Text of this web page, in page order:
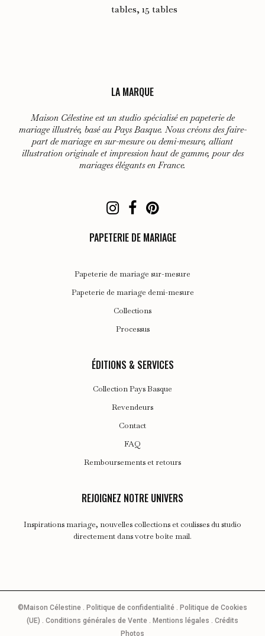
tables, 15 tables
LA MARQUE
Maison Célestine est un studio spécialisé en papeterie de
mariage illustrée, basé au Pays Basque. Nous créons des faire-
part de mariage en sur-mesure ou demi-mesure, alliant
illustration originale et impression haut de gamme, pour des
mariages élégants en France.
PAPETERIE DE MARIAGE
Papeterie de mariage sur-mesure
Papeterie de mariage demi-mesure
Collections
Processus
ÉDITIONS & SERVICES
Collection Pays Basque
Revendeurs
Contact
FAQ
Remboursements et retours
REJOIGNEZ NOTRE UNIVERS
Inspirations mariage, nouvelles collections et coulisses du studio
directement dans votre boîte mail.
©Maison Célestine . Politique de confidentialité . Politique de Cookies
(UE) . Conditions générales de Vente . Mentions légales . Crédits
Photos